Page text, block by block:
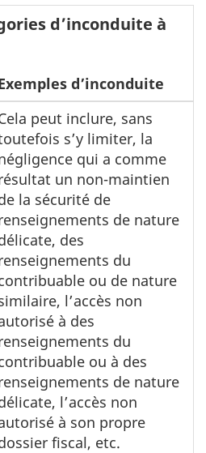
d’inconduite à
d’inconduite
peut inclure, sans
s’y limiter, la
qui a comme
un non-maintien
la sécurité de
de nature
des
du
ou de nature
l’accès non
à des
du
ou à des
de nature
l’accès non
à son propre
fiscal, etc.